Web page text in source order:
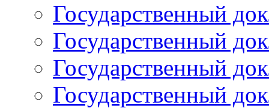
Государственный
Государственный
Государственный
Государственный